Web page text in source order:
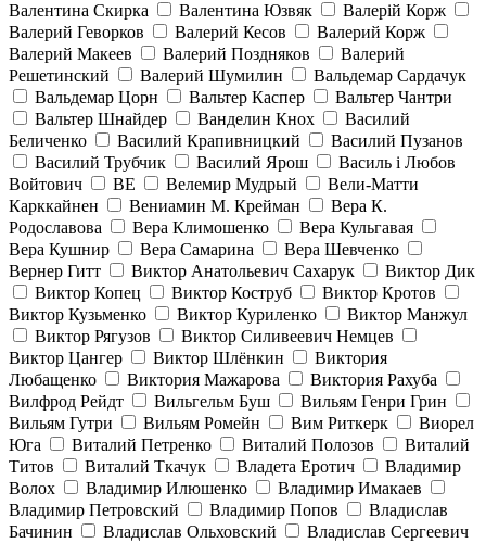
Валентина Скирка
Валентина Юзвяк
Валерій Корж
Валерий Геворков
Валерий Кесов
Валерий Корж
Валерий Макеев
Валерий Поздняков
Валерий
Решетинский
Валерий Шумилин
Вальдемар Сардачук
Вальдемар Цорн
Вальтер Каспер
Вальтер Чантри
Вальтер Шнайдер
Ванделин Кнох
Василий
Беличенко
Василий Крапивницкий
Василий Пузанов
Василий Трубчик
Василий Ярош
Василь і Любов
Войтович
ВЕ Велемир Мудрый
Вели-Матти
Карккайнен
Вениамин М. Крейман
Вера К.
Родославова
Вера Климошенко
Вера Кульгавая
Вера Кушнир
Вера Самарина
Вера Шевченко
Вернер Гитт
Виктор Анатольевич Сахарук
Виктор Дик
Виктор Копец
Виктор Коструб
Виктор Кротов
Виктор Кузьменко
Виктор Куриленко
Виктор Манжул
Виктор Рягузов
Виктор Силивеевич Немцев
Виктор Цангер
Виктор Шлёнкин
Виктория
Любащенко
Виктория Мажарова
Виктория Рахуба
Вилфрод Рейдт
Вильгельм Буш
Вильям Генри Грин
Вильям Гутри
Вильям Ромейн Вим Риткерк
Виорел
Юга
Виталий Петренко Виталий Полозов
Виталий
Титов
Виталий Ткачук Владета Еротич
Владимир
Волох
Владимир Илюшенко
Владимир Имакаев
Владимир Петровский
Владимир Попов
Владислав
Бачинин
Владислав Ольховский
Владислав Сергеевич